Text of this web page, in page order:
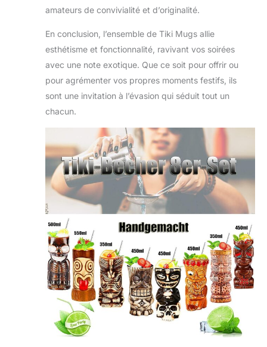
amateurs de convivialité et d’originalité.
En conclusion, l’ensemble de Tiki Mugs allie
esthétisme et fonctionnalité, ravivant vos soirées
avec une note exotique. Que ce soit pour offrir ou
pour agrémenter vos propres moments festifs, ils
sont une invitation à l’évasion qui séduit tout un
chacun.